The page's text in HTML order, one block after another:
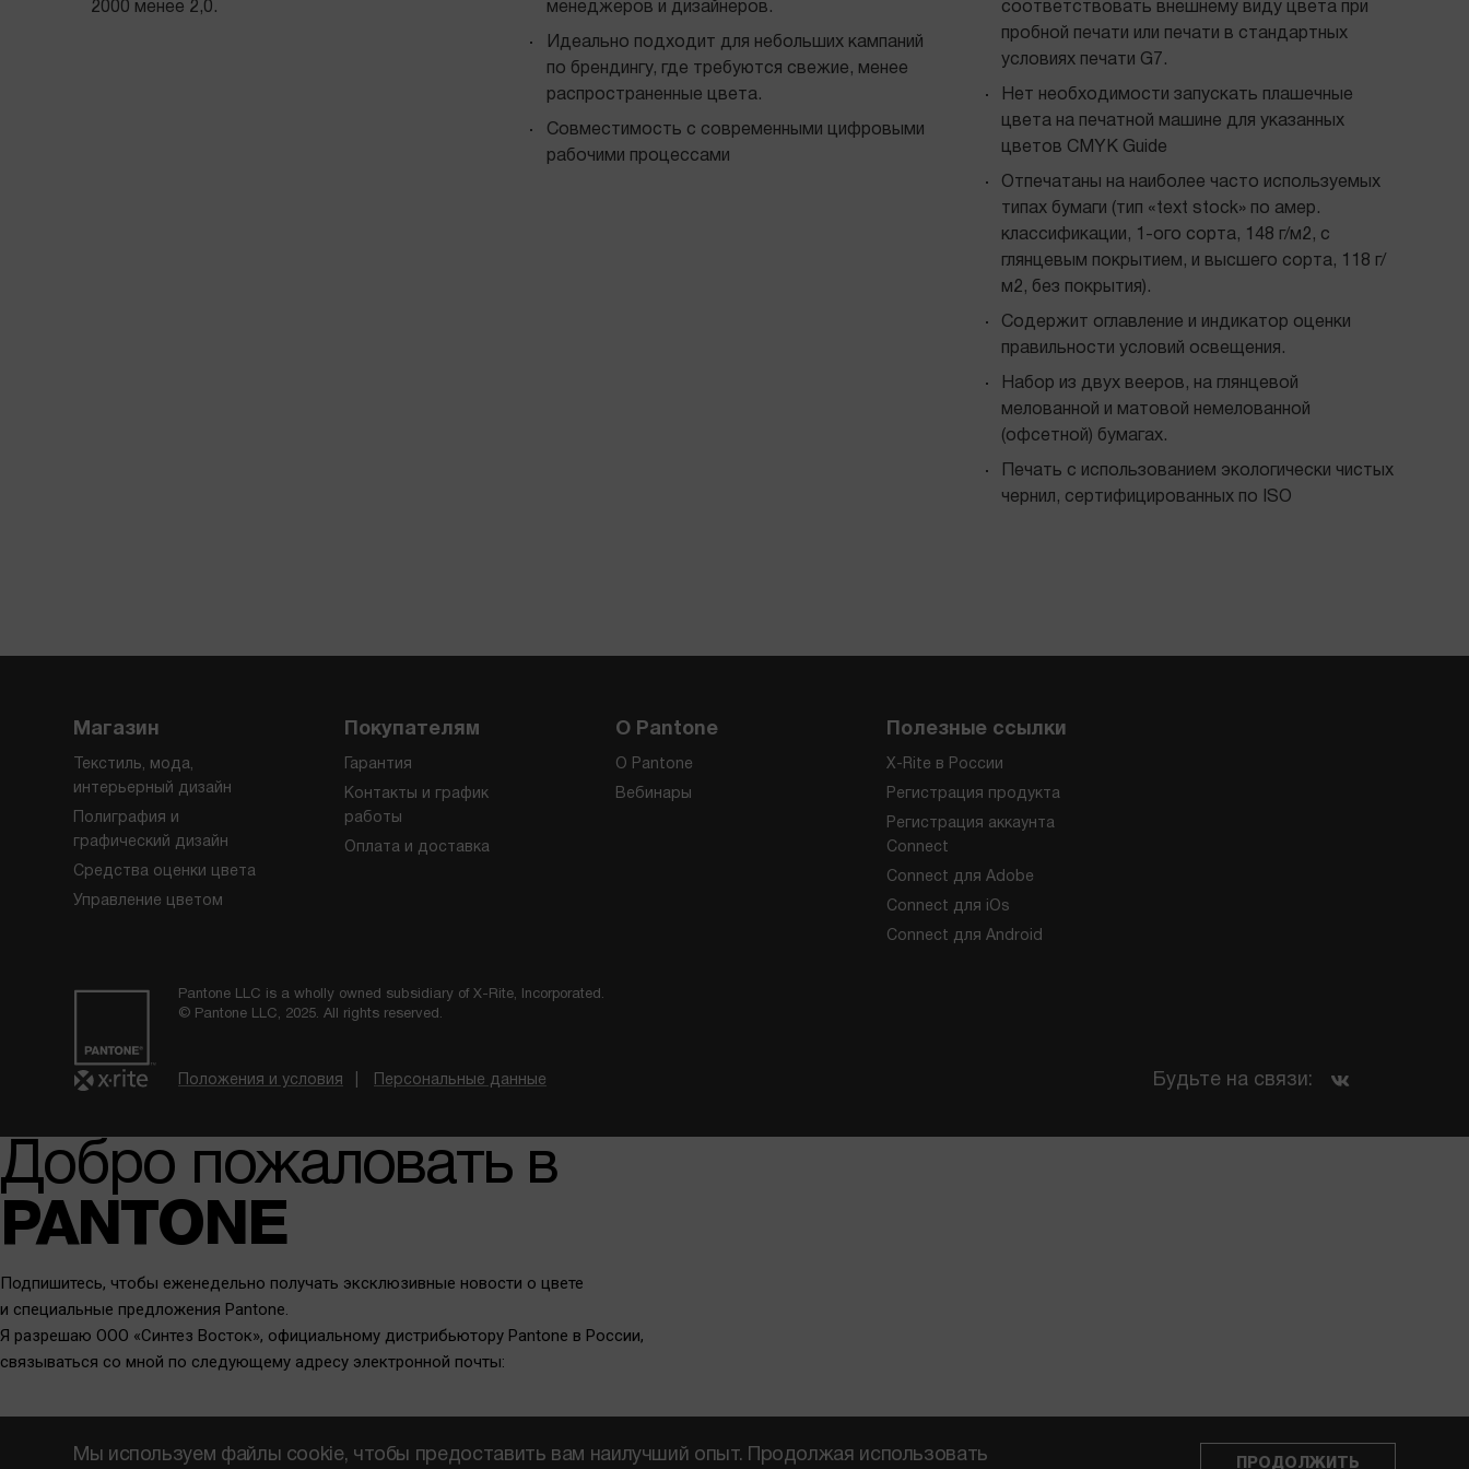
2000 менее 2,0.
менеджеров и дизайнеров.
Идеально подходит для небольших кампаний
по брендингу, где требуются свежие, менее
распространенные цвета.
Совместимость с современными цифровыми
рабочими процессами
соответствовать внешнему виду цвета при
пробной печати или печати в стандартных
условиях печати G7.
Нет необходимости запускать плашечные
цвета на печатной машине для указанных
цветов CMYK Guide
Отпечатаны на наиболее часто используемых
типах бумаги (тип «text stock» по амер.
классификации, 1-ого сорта, 148 г/м2, с
глянцевым покрытием, и высшего сорта, 118 г/
м2, без покрытия).
Содержит оглавление и индикатор оценки
правильности условий освещения.
Набор из двух вееров, на глянцевой
мелованной и матовой немелованной
(офсетной) бумагах.
Печать с использованием экологически чистых
чернил, сертифицированных по ISO
Магазин
Текстиль, мода,
интерьерный дизайн
Полиграфия и
графический дизайн
Средства оценки цвета
Управление цветом
Покупателям
Гарантия
Контакты и график
работы
Оплата и доставка
О Pantone
О Pantone
Вебинары
Полезные ссылки
X-Rite в России
Регистрация продукта
Регистрация аккаунта
Connect
Connect для Adobe
Connect для iOs
Connect для Android
Pantone LLC is a wholly owned subsidiary of X-Rite, Incorporated.
© Pantone LLC, 2025. All rights reserved.
Положения и условия Персональные данные Будьте на связи:
Мы используем файлы cookie, чтобы предоставить вам наилучший опыт. Продолжая использовать ПРОДОЛЖИТЬ
Добро пожаловать в
PANTONE
Подпишитесь, чтобы еженедельно получать эксклюзивные новости о цвете
и специальные предложения Pantone.
Я разрешаю ООО «Синтез Восток», официальному дистрибьютору Pantone в России,
связываться со мной по следующему адресу электронной почты:
ПОДПИСАТЬСЯ